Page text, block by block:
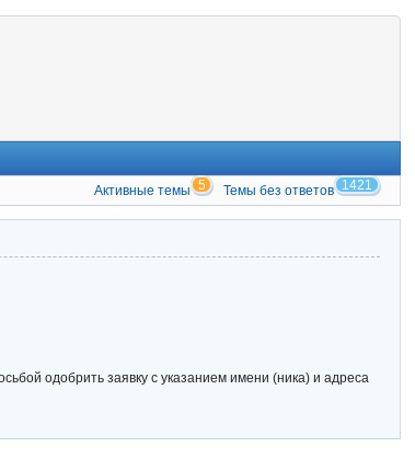
Активные темы 5 Темы без ответов 1421
одобрить заявку с указанием имени (ника) и адреса